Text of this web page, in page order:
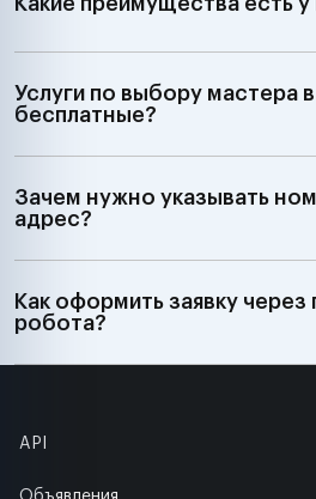
Услуги по выбору мастера
бесплатные?
Зачем нужно указывать
адрес?
Как оформить заявку через
робота?
API